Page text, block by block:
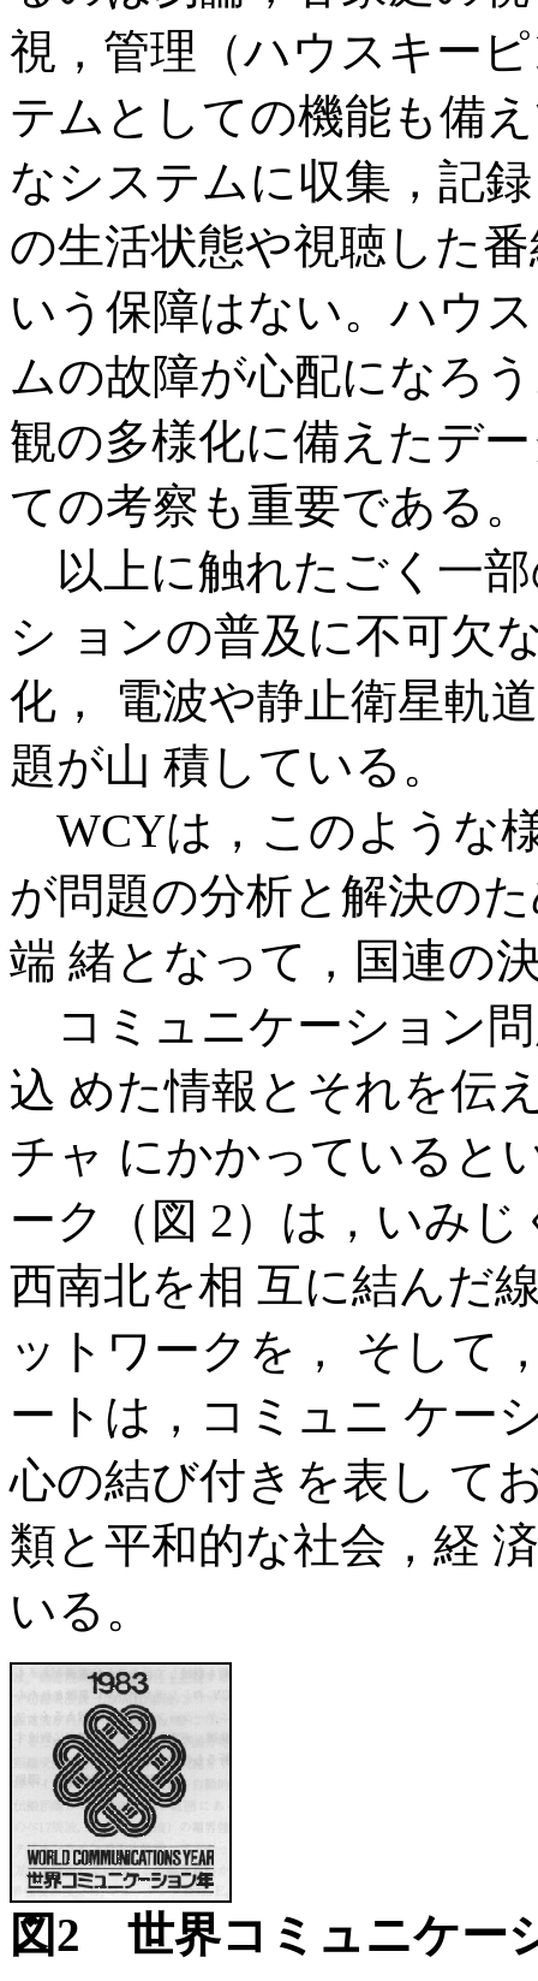
視，管理（ハウスキー
テムとしての機能も備
なシステムに収集，記
の生活状態や視聴した
いう保障はない。ハウ
ムの故障が心配になろ
観の多様化に備えたデ
ての考察も重要である。
以上に触れたごく一
シ ョンの普及に不可欠
化， 電波や静止衛星軌
題が山 積している。
WCYは，このような
が問題の分析と解決の
端 緒となって，国連の
コミュニケーション
込 めた情報とそれを伝
チャ にかかっていると
ーク（図 2）は，いみ
西南北を相 互に結んだ
ットワークを， そして
ートは，コミュニ ケー
心の結び付きを表し て
類と平和的な社会，経
いる。
図2 世界コミュニケー